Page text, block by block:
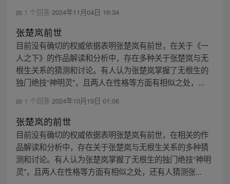
1 个回答 2024年11月04日 16:34
张楚岚前世
目前没有确切的权威依据表明张楚岚有前世，在关于《一
人之下》的作品解读和分析中，存在多种关于张楚岚与无
根生关系的猜测和讨论。有人认为张楚岚掌握了无根生的
独门绝技“神明灵”，且两人在性格等方面有相似之处，...
1 个回答 2024年10月19日 01:06
张楚岚的前世
目前没有确切的权威依据表明张楚岚有前世，在相关的作
品解读和分析中，存在关于张楚岚与无根生关系的多种猜
测和讨论。有人认为张楚岚掌握了无根生的独门绝技“神明
灵”，且两人在性格等方面有相似之处，还有人猜测张...